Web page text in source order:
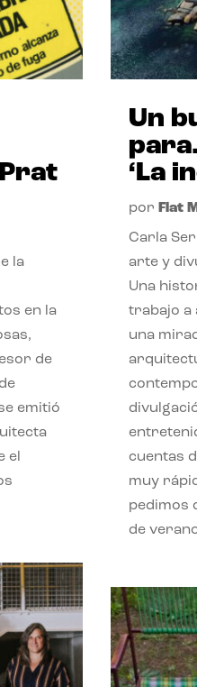
la
en la
de
emitió
el
Un
‘La
por Flat
Carla
arte y
Una
trabajo a
una
cuentas
muy
pedimos
de